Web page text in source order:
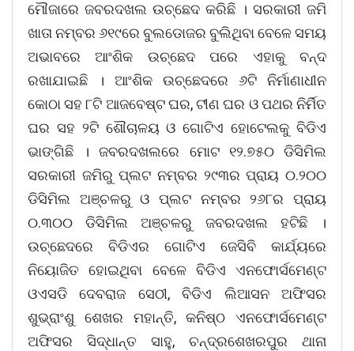
ମୌଜାରେ ଜବରଦଖଲ ଉଚ୍ଛେଦ କରିଛି । ସରକାରୀ ଜମି
ଖାତା ନମ୍ବର ୬୧୯ରେ ବୁଲଡୋଜର ବୁଲିଥିବା ବେଳେ ସମୟ
ଅଭାବରେ ଆଂଶିକ ଉଚ୍ଛେଦ ପରେ ଏହାକୁ ବନ୍ଦ
ରଖାଯାଇଛି । ଆଂଶିକ ଉଚ୍ଛେଦରେ ୬ଟି ନିର୍ମାଣାଧୀନ
କୋଠା ସହ ୮ଟି ଆଜବେଷ୍ଟ ଘର, ଟୀଣ ଘର ଓ ପଥର ନିର୍ମିତ
ଘର ସହ ୨ଟି ଶୌଚାଳୟ ଓ ଗୋଟିଏ ହୋଟେଲକୁ ବିଡିଏ
ଭାଙ୍ଗିଛି । ଜବରଦଖଲରେ ମୋଟ ୧୨.୭୫୦ ଡିସିମିଲ
ସରକାରୀ ଜମିରୁ ପ୍ଲଟ ନମ୍ବର ୨୯୩ର ପ୍ରାୟ ୦.୨୦୦
ଡିସିମିଲ ଅଞ୍ଚଳରୁ ଓ ପ୍ଲଟ ନମ୍ବର ୨୬୮ର ପ୍ରାୟ
୦.୩୦୦ ଡିସିମିଲ ଅଞ୍ଚଳରୁ ଜବରଦଖଲ ହଟିଛି ।
ଉଚ୍ଛେଦରେ ବିଡିଏର ଗୋଟିଏ ଜେସିବି କାର୍ଯ୍ୟରେ
ନିୟୋଜିତ ହୋଇଥିବା ବେଳେ ବିଡିଏ ଏନଫୋର୍ସମେଣ୍ଟ
ଓଏସଡି ଦେବରାଜ ସେଠୀ, ବିଡିଏ ଲିଆସନ ଅଫିସର
ଶୁଭ୍ରାଂଶୁ ଶେଖର ମହାନ୍ତି, କନିଷ୍ଠ ଏନଫୋର୍ସମେଣ୍ଟ
ଅଫିସର ସିଦ୍ଧାନ୍ତ ସାହୁ, ଚନ୍ଦ୍ରଶେଖରପୁର ଥାନା